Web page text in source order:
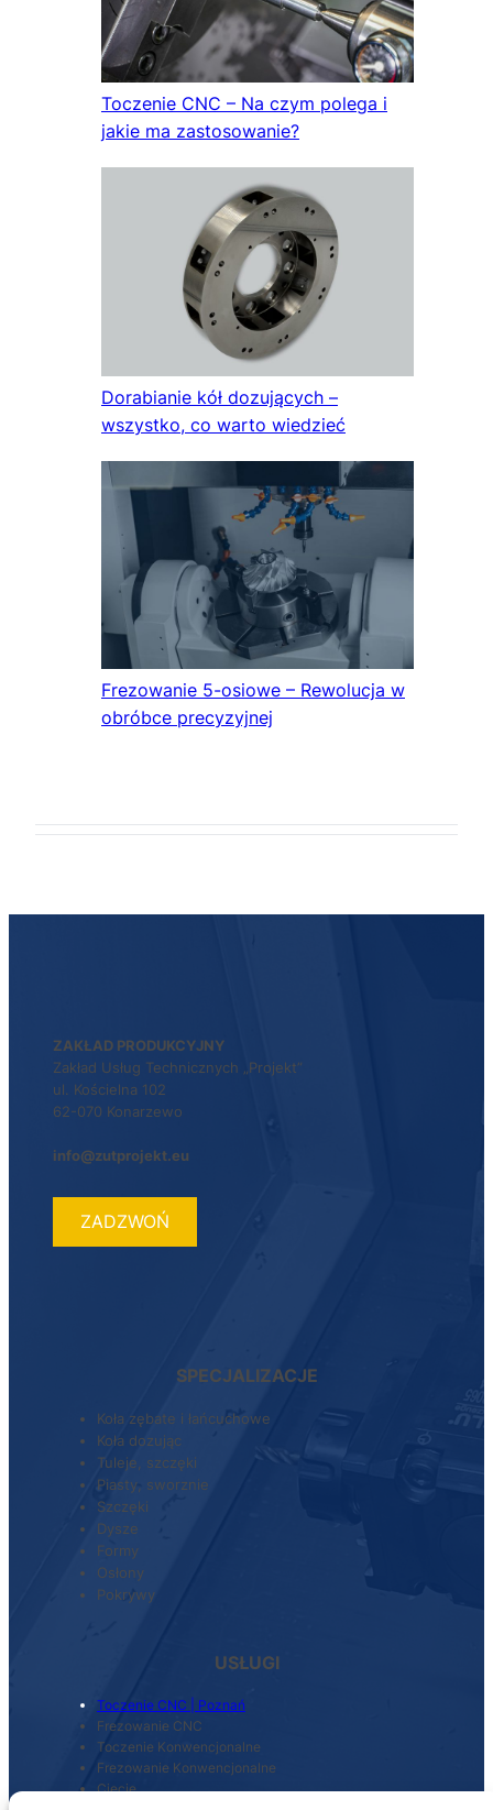
Toczenie CNC – Na czym polega i
jakie ma zastosowanie?
Dorabianie kół dozujących –
wszystko, co warto wiedzieć
Frezowanie 5-osiowe – Rewolucja w
obróbce precyzyjnej
ZAKŁAD PRODUKCYJNY
Zakład Usług Technicznych „Projekt”
ul. Kościelna 102
62-070 Konarzewo
info@zutprojekt.eu
ZADZWOŃ
SPECJALIZACJE
Koła zębate i łańcuchowe
Koła dozując
Tuleje, szczęki
Piasty, sworznie
Szczęki
Dysze
Formy
Osłony
Pokrywy
USŁUGI
Toczenie CNC | Poznań
Frezowanie CNC
Toczenie Konwencjonalne
Frezowanie Konwencjonalne
Cięcie